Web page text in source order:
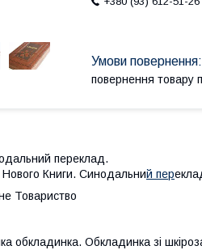
повернення товару
переклад.
Нового Книги. Синодальний пер
Товариство
обкладинка. Обкладинка зі